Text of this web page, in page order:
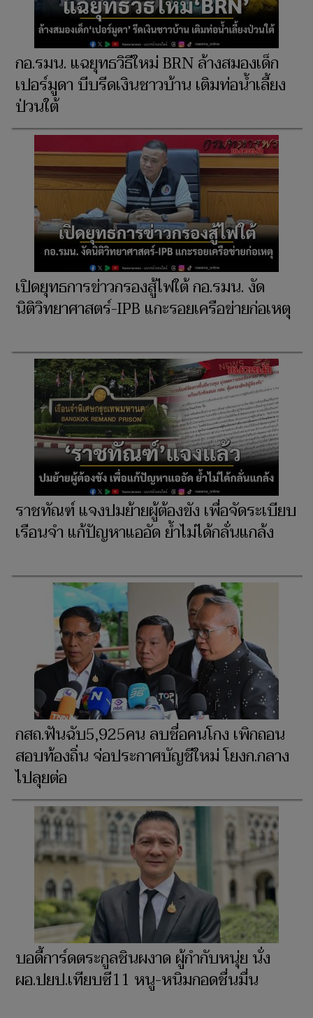
กอ.รมน. แฉยุทธวิธีใหม่ BRN ล้างสมองเด็ก
เปอร์มูดา บีบรีดเงินชาวบ้าน เติมท่อน้ำเลี้ยง
ป่วนใต้
เปิดยุทธการข่าวกรองสู้ไฟใต้ กอ.รมน. งัด
นิติวิทยาศาสตร์-IPB แกะรอยเครือข่ายก่อเหตุ
ราชทัณฑ์ แจงปมย้ายผู้ต้องขัง เพื่อจัดระเบียบ
เรือนจำ แก้ปัญหาแออัด ย้ำไม่ได้กลั่นแกล้ง
กสถ.ฟันฉับ5,925คน ลบชื่อคนโกง เพิกถอน
สอบท้องถิ่น จ่อประกาศบัญชีใหม่ โยงก.กลาง
ไปลุยต่อ
บอดี้การ์ดตระกูลชินผงาด ผู้กำกับหนุ่ย นั่ง
ผอ.ปยป.เทียบซี11 หนู-หนิมกอดชื่นมื่น